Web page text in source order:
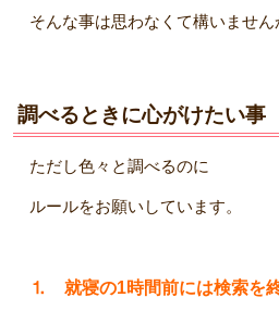
そんな事は思わなくて構いません
調べるときに心がけたい事
ただし色々と調べるのに
ルールをお願いしています。
⒈ 就寝の1時間前には検索を終